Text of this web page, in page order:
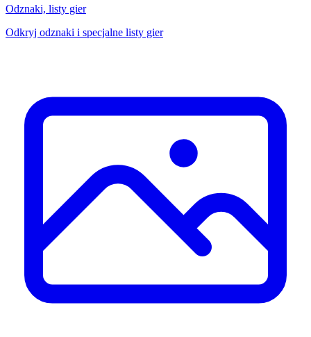
Odznaki, listy gier
Odkryj odznaki i specjalne listy gier